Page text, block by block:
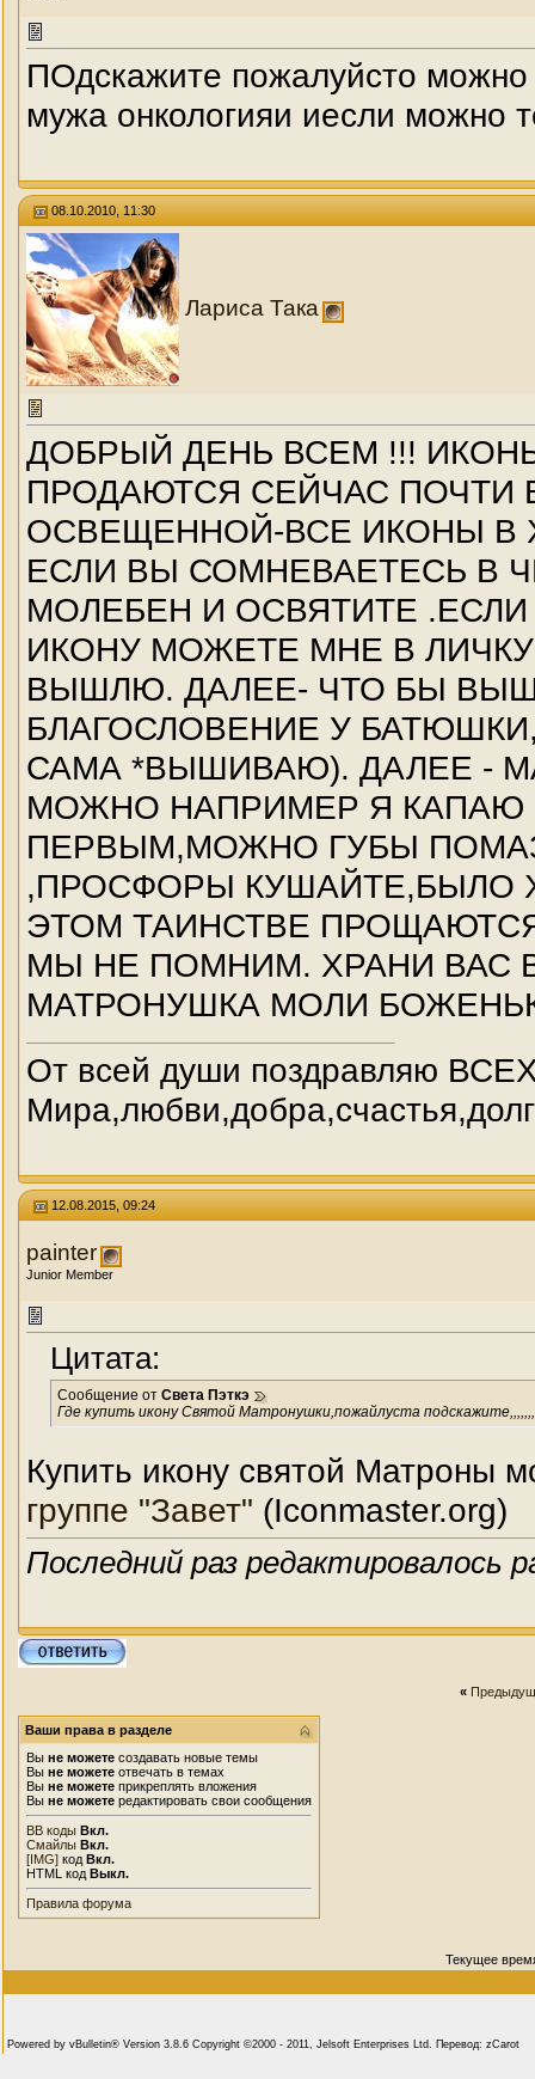
ПОдскажите пожалуйсто
мужа онкологияи иесли можно
08.10.2010, 11:30
Лариса Така
ДОБРЫЙ ДЕНЬ ВСЕМ !!!
ПРОДАЮТСЯ СЕЙЧАС ПОЧТИ
ОСВЕЩЕННОЙ-ВСЕ ИКОНЫ В
ЕСЛИ ВЫ СОМНЕВАЕТЕСЬ В
МОЛЕБЕН И ОСВЯТИТЕ
ИКОНУ МОЖЕТЕ МНЕ В
ВЫШЛЮ. ДАЛЕЕ- ЧТО БЫ
БЛАГОСЛОВЕНИЕ У
САМА *ВЫШИВАЮ). ДАЛЕЕ -
МОЖНО НАПРИМЕР Я КАПАЮ
ПЕРВЫМ,МОЖНО ГУБЫ
,ПРОСФОРЫ КУШАЙТЕ,БЫЛО
ЭТОМ ТАИНСТВЕ
МЫ НЕ ПОМНИМ. ХРАНИ ВАС
МАТРОНУШКА МОЛИ
От всей души поздравляю
12.08.2015, 09:24
painter
Junior Member
Цитата:
Сообщение от Света Пэткэ
Где купить икону Святой Матронушки,пожайлуста
Купить икону святой Матроны
группе "Завет" (Iconmaster.org)
Последний раз редактировалось
«
Ваши права в разделе
Вы не можете создавать новые темы
Вы не можете отвечать в темах
Вы не можете прикреплять вложения
Вы не можете редактировать свои сообщения
BB коды Вкл.
Смайлы Вкл.
[IMG] код Вкл.
HTML код Выкл.
Правила форума
Текущее
Powered by vBulletin® Version 3.8.6 Copyright ©2000 - 2011, Jelsoft Enterprises Ltd. Перевод: zCarot